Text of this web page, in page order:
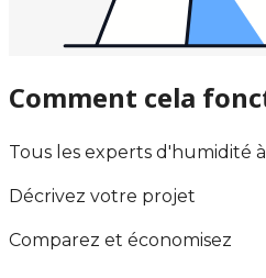
Comment cela
Tous les experts d'humidité
Décrivez votre projet
Comparez et économisez